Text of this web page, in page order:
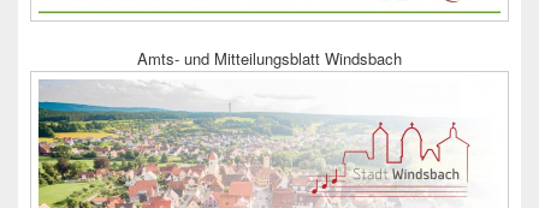
Amts- und Mitteilungsblatt Windsbach